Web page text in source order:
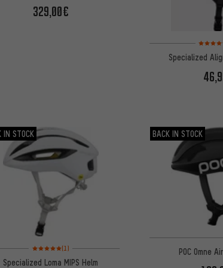
329,00€
Specialized
IN STOCK
Bewertungen: 5 von 5 basierend auf 1 Bewertungen
(1)
Specialized Loma MIPS Helm
BACK IN STOCK
POC Omne